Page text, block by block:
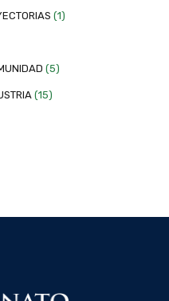
(1)
(5)
(15)